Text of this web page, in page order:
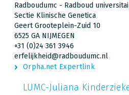
Radboudumc - Radboud
Sectie Klinische Genetica
Geert Grooteplein-Zuid 10
6525 GA NIJMEGEN
+31 (0)24 361 3946
erfelijkheid@radboudumc.nl
Orpha.net Expertlink
LUMC-Juliana